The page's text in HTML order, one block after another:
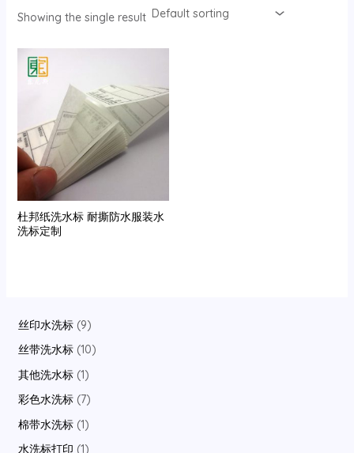
丝印水洗标 99
p
r
u
丝带洗水标 101
其他洗水标 11
p
r
彩色水洗标 77
p
r
棉带水洗标 11
p
水洗标打印 11
Showing the single result
杜邦纸洗水标 耐撕防水服装水
洗标定制